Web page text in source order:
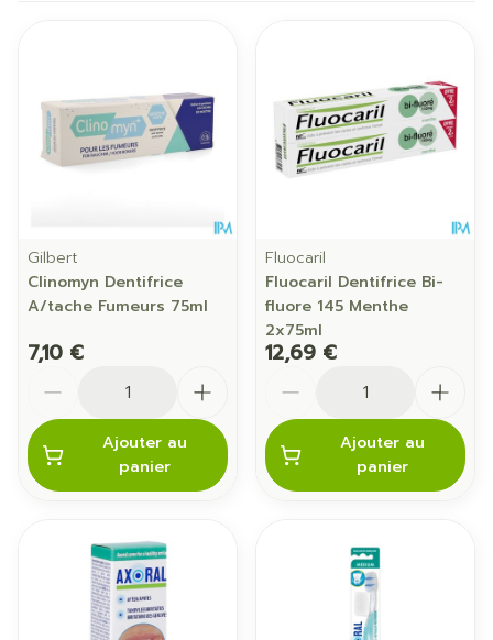
Gilbert
Clinomyn Dentifrice
A/tache Fumeurs 75ml
7,10 €
Ajouter au
panier
Fluocaril
Fluocaril Dentifrice Bi-
fluore 145 Menthe
2x75ml
12,69 €
Ajouter au
panier